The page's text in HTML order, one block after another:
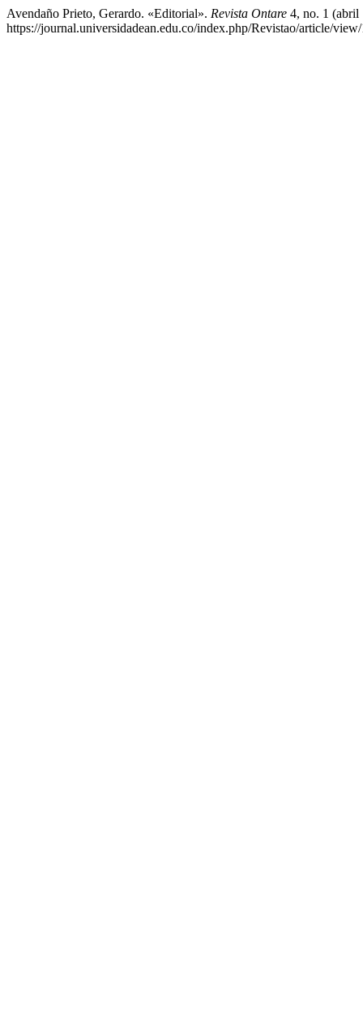
Avendaño Prieto, Gerardo. «Editorial». Revista Ontare 4, no. 1 (abril
https://journal.universidadean.edu.co/index.php/Revistao/article/